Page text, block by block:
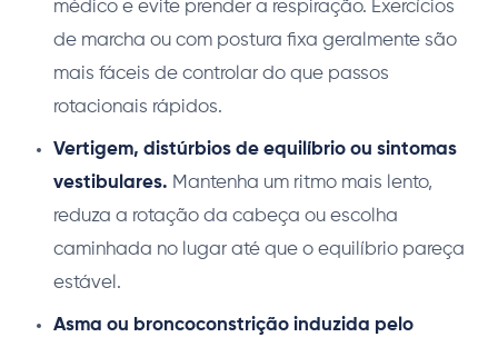
médico e evite prender a respiração. Exercícios
de marcha ou com postura fixa geralmente são
mais fáceis de controlar do que passos
rotacionais rápidos.
Vertigem, distúrbios de equilíbrio ou sintomas
vestibulares. Mantenha um ritmo mais lento,
reduza a rotação da cabeça ou escolha
caminhada no lugar até que o equilíbrio pareça
estável.
Asma ou broncoconstrição induzida pelo